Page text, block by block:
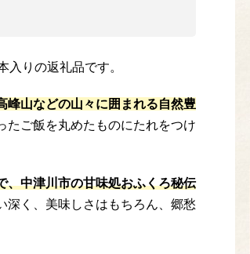
りの返礼品です。
峰山などの山々に囲まれる自然豊
たご飯を丸めたものにたれをつけ
、中津川市の甘味処おふくろ秘伝
深く、美味しさはもちろん、郷愁